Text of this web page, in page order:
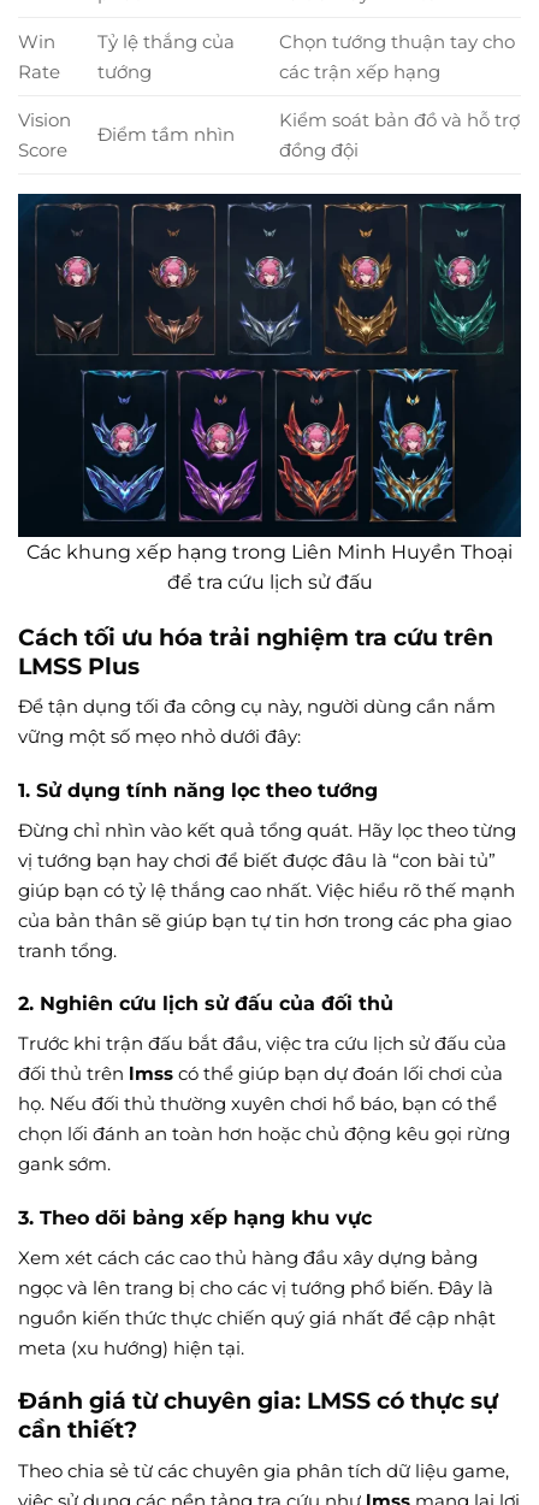
Win
Rate
Tỷ lệ thắng của
tướng
Chọn tướng thuận tay cho
các trận xếp hạng
Vision
Score
Điểm tầm nhìn
Kiểm soát bản đồ và hỗ trợ
đồng đội
Các khung xếp hạng trong Liên Minh Huyền Thoại
để tra cứu lịch sử đấu
Cách tối ưu hóa trải nghiệm tra cứu trên
LMSS Plus
Để tận dụng tối đa công cụ này, người dùng cần nắm
vững một số mẹo nhỏ dưới đây:
1. Sử dụng tính năng lọc theo tướng
Đừng chỉ nhìn vào kết quả tổng quát. Hãy lọc theo từng
vị tướng bạn hay chơi để biết được đâu là “con bài tủ”
giúp bạn có tỷ lệ thắng cao nhất. Việc hiểu rõ thế mạnh
của bản thân sẽ giúp bạn tự tin hơn trong các pha giao
tranh tổng.
2. Nghiên cứu lịch sử đấu của đối thủ
Trước khi trận đấu bắt đầu, việc tra cứu lịch sử đấu của
đối thủ trên lmss có thể giúp bạn dự đoán lối chơi của
họ. Nếu đối thủ thường xuyên chơi hổ báo, bạn có thể
chọn lối đánh an toàn hơn hoặc chủ động kêu gọi rừng
gank sớm.
3. Theo dõi bảng xếp hạng khu vực
Xem xét cách các cao thủ hàng đầu xây dựng bảng
ngọc và lên trang bị cho các vị tướng phổ biến. Đây là
nguồn kiến thức thực chiến quý giá nhất để cập nhật
meta (xu hướng) hiện tại.
Đánh giá từ chuyên gia: LMSS có thực sự
cần thiết?
Theo chia sẻ từ các chuyên gia phân tích dữ liệu game,